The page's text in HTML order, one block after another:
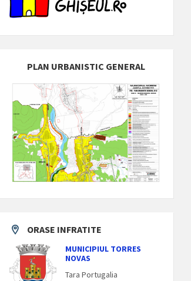
PLAN URBANISTIC GENERAL
ORASE INFRATITE
MUNICIPIUL TORRES
NOVAS
Tara Portugalia